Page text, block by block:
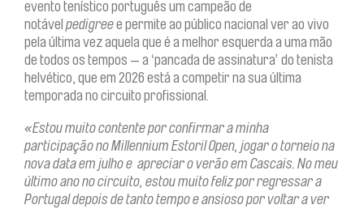
evento tenístico português um campeão de
notávelpedigreee permite ao público nacional ver ao vivo
pela última vez aquela que é a melhor esquerda a uma mão
de todos os tempos — a ‘pancada de assinatura’ do tenista
helvético, que em 2026 está a competir na sua última
temporada no circuito profissional.
«Estou muito contente por confirmar a minha
participação no Millennium Estoril Open, jogar o torneio na
nova data em julho e apreciar o verão em Cascais. No meu
último ano no circuito, estou muito feliz por regressar a
Portugal depois de tanto tempo e ansioso por voltar a ver